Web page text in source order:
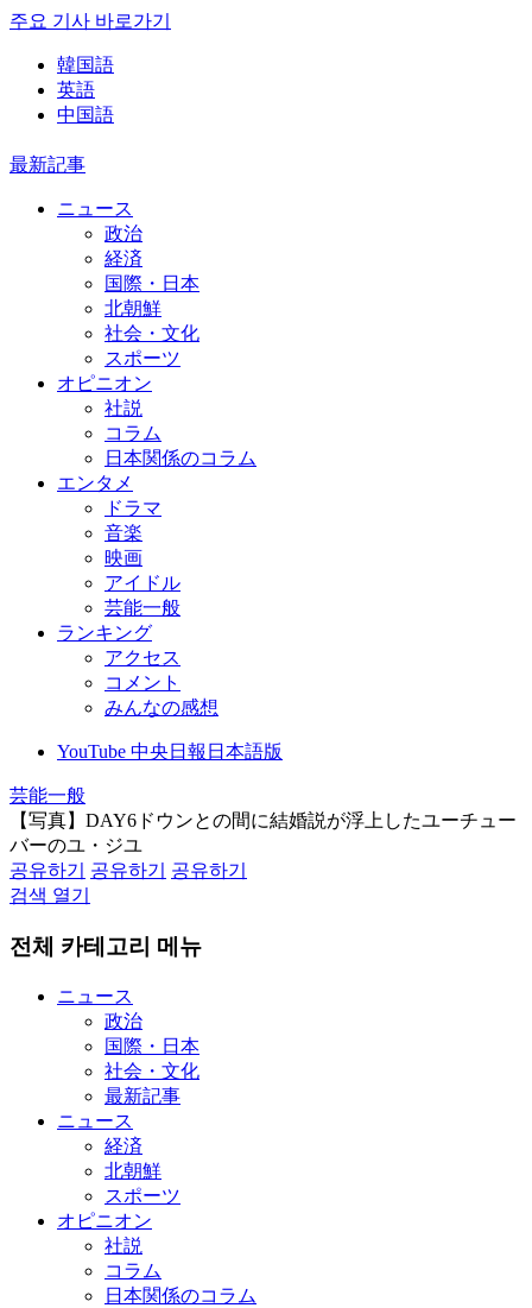
주요 기사 바로가기
韓国語
英語
中国語
最新記事
ニュース
政治
経済
国際・日本
北朝鮮
社会・文化
スポーツ
オピニオン
社説
コラム
日本関係のコラム
エンタメ
ドラマ
音楽
映画
アイドル
芸能一般
ランキング
アクセス
コメント
みんなの感想
YouTube 中央日報日本語版
芸能一般
【写真】DAY6ドウンとの間に結婚説が浮上したユーチュー
バーのユ・ジユ
공유하기
공유하기
공유하기
검색 열기
전체 카테고리 메뉴
ニュース
政治
国際・日本
社会・文化
最新記事
ニュース
経済
北朝鮮
スポーツ
オピニオン
社説
コラム
日本関係のコラム